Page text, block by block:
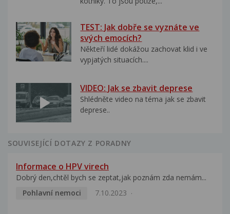
TEST: Jak dobře se vyznáte ve
svých emocích?
Někteří lidé dokážou zachovat klid i ve
vypjatých situacích....
VIDEO: Jak se zbavit deprese
Shlédněte video na téma jak se zbavit
deprese..
SOUVISEJÍCÍ DOTAZY Z PORADNY
Informace o HPV virech
Dobrý den,chtěl bych se zeptat,jak poznám zda nemám...
Pohlavní nemoci
7.10.2023